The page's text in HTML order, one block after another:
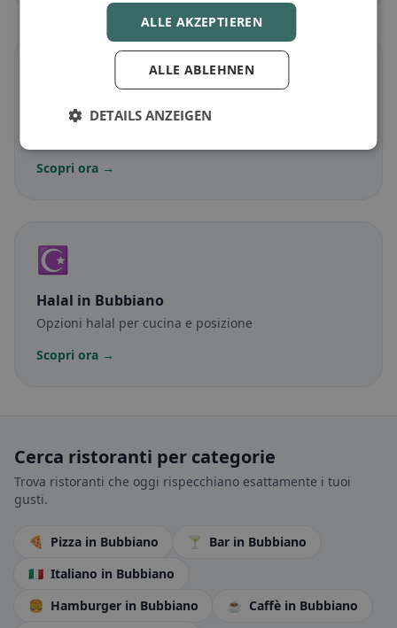
Senza glutinein Bubbiano
Scopri ora →
☪️
Halal in Bubbiano
Opzioni halal per cucina e posizione
Scopri ora →
Cerca ristoranti per categorie
Trova ristoranti che oggi rispecchiano esattamente i tuoi
gusti.
🍕 Pizza in Bubbiano 🍸 Bar in Bubbiano
🇮🇹 Italiano in Bubbiano
🍔 Hamburger in Bubbiano ☕ Caffè in Bubbiano
ALLE AKZEPTIEREN
ALLE ABLEHNEN
DETAILS ANZEIGEN